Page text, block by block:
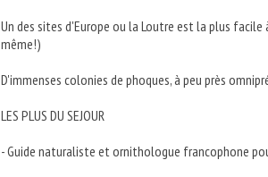
Un des sites d'Europe ou la Loutre est la plus facile
même!)
D'immenses colonies de phoques, à peu près
LES PLUS DU SEJOUR
- Guide naturaliste et ornithologue francophone